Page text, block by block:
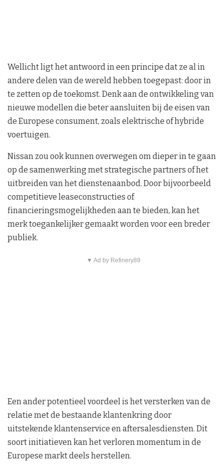
Wellicht ligt het antwoord in een principe dat ze al in
andere delen van de wereld hebben toegepast: door in
te zetten op de toekomst. Denk aan de ontwikkeling van
nieuwe modellen die beter aansluiten bij de eisen van
de Europese consument, zoals elektrische of hybride
voertuigen.
Nissan zou ook kunnen overwegen om dieper in te gaan
op de samenwerking met strategische partners of het
uitbreiden van het dienstenaanbod. Door bijvoorbeeld
competitieve leaseconstructies of
financieringsmogelijkheden aan te bieden, kan het
merk toegankelijker gemaakt worden voor een breder
publiek.
▼ Ad by Refinery89
Een ander potentieel voordeel is het versterken van de
relatie met de bestaande klantenkring door
uitstekende klantenservice en aftersalesdiensten. Dit
soort initiatieven kan het verloren momentum in de
Europese markt deels herstellen.